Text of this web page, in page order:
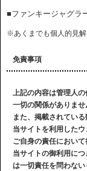
■ファンキージャグラ
※あくまでも個人的見
免責事項
上記の内容は管理人
一切の関係がありませ
また、掲載されてい
当サイトを利用した
ご自身の責任において
当サイトの御利用に
は一切責任を問わない